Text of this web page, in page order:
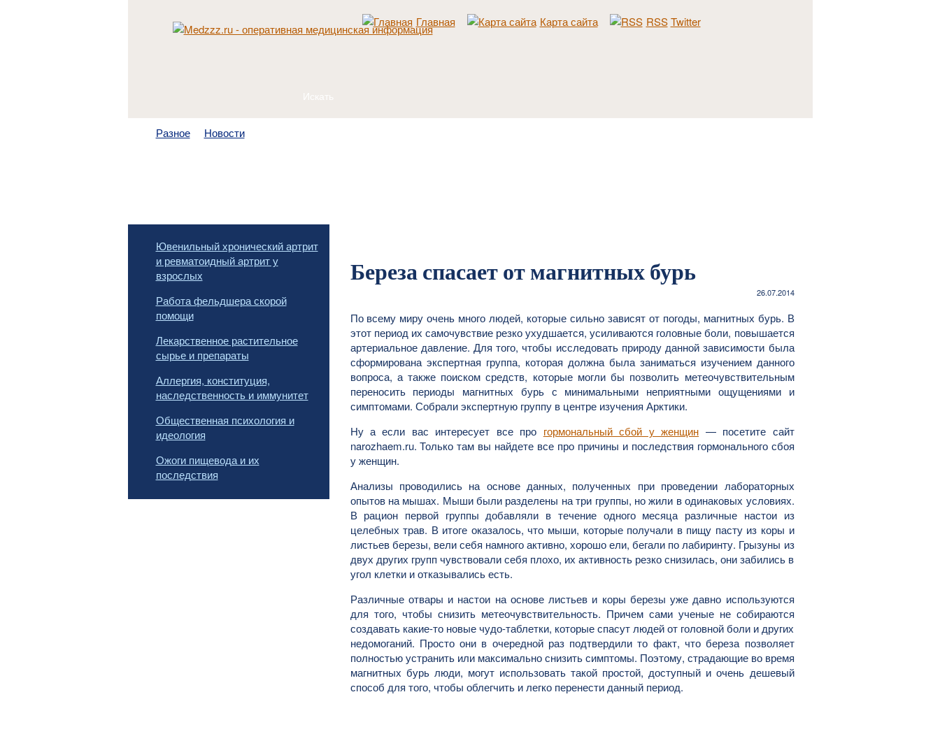
Главная Карта сайта RSS Twitter
Разное Новости
Ювенильный хронический артрит
и ревматоидный артрит у
взрослых
Работа фельдшера скорой
помощи
Лекарственное растительное
сырье и препараты
Аллергия, конституция,
наследственность и иммунитет
Общественная психология и
идеология
Ожоги пищевода и их
последствия
Береза спасает от магнитных бурь
26.07.2014
По всему миру очень много людей, которые сильно зависят от погоды, магнитных бурь. В
этот период их самочувствие резко ухудшается, усиливаются головные боли, повышается
артериальное давление. Для того, чтобы исследовать природу данной зависимости была
сформирована экспертная группа, которая должна была заниматься изучением данного
вопроса, а также поиском средств, которые могли бы позволить метеочувствительным
переносить периоды магнитных бурь с минимальными неприятными ощущениями и
симптомами. Собрали экспертную группу в центре изучения Арктики.
Ну а если вас интересует все про гормональный сбой у женщин — посетите сайт
narozhaem.ru. Только там вы найдете все про причины и последствия гормонального сбоя
у женщин.
Анализы проводились на основе данных, полученных при проведении лабораторных
опытов на мышах. Мыши были разделены на три группы, но жили в одинаковых условиях.
В рацион первой группы добавляли в течение одного месяца различные настои из
целебных трав. В итоге оказалось, что мыши, которые получали в пищу пасту из коры и
листьев березы, вели себя намного активно, хорошо ели, бегали по лабиринту. Грызуны из
двух других групп чувствовали себя плохо, их активность резко снизилась, они забились в
угол клетки и отказывались есть.
Различные отвары и настои на основе листьев и коры березы уже давно используются
для того, чтобы снизить метеочувствительность. Причем сами ученые не собираются
создавать какие-то новые чудо-таблетки, которые спасут людей от головной боли и других
недомоганий. Просто они в очередной раз подтвердили то факт, что береза позволяет
полностью устранить или максимально снизить симптомы. Поэтому, страдающие во время
магнитных бурь люди, могут использовать такой простой, доступный и очень дешевый
способ для того, чтобы облегчить и легко перенести данный период.